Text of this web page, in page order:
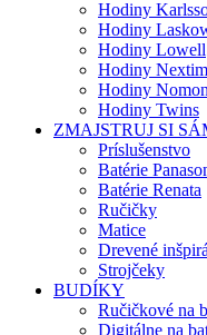
Hodiny
Hodiny
Hodiny Lowell
Hodiny
Hodiny Nomon
Hodiny Twins
ZMAJSTRUJ SI
Príslušenstvo
Batérie
Batérie Renata
Ručičky
Matice
Drevené
Strojčeky
BUDÍKY
Ručičkové na
Digitálne na